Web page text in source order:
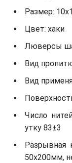
Размер:
Цвет: хаки
Люверсы
Вид
Вид
Число
утку 83±3
Разрывная
50х200мм,